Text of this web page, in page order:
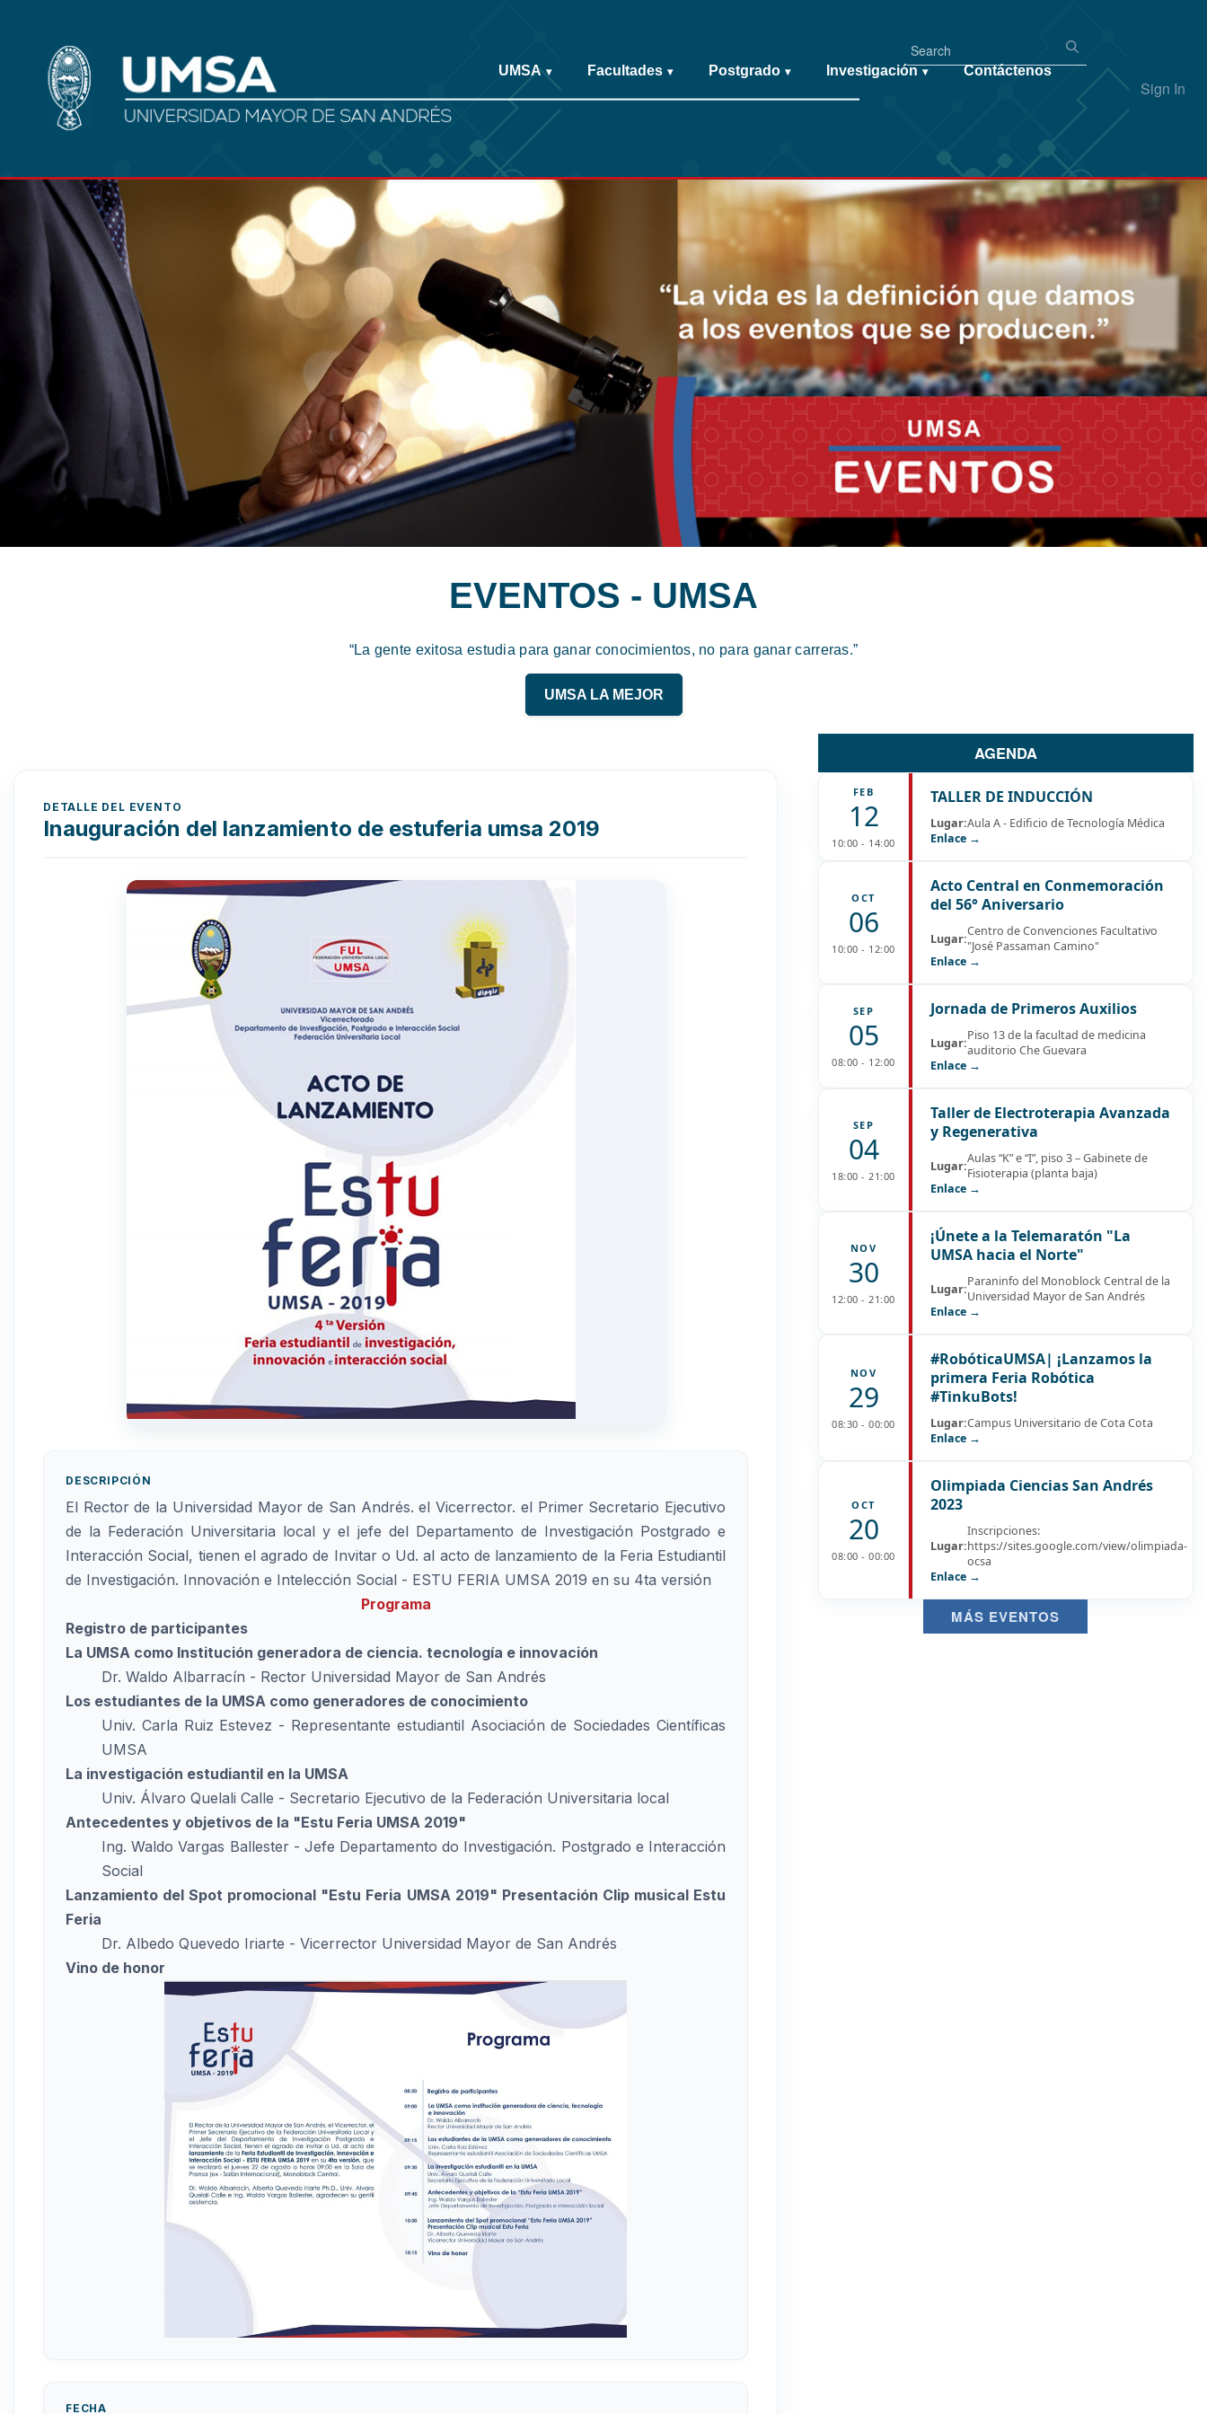
Sign In
UMSA ▾ Facultades ▾ Postgrado ▾ Investigación ▾ Contáctenos
EVENTOS - UMSA
“La gente exitosa estudia para ganar conocimientos, no para ganar carreras.”
UMSA LA MEJOR
DETALLE DEL EVENTO
Inauguración del lanzamiento de estuferia umsa 2019
DESCRIPCIÓN
El Rector de la Universidad Mayor de San Andrés. el Vicerrector. el Primer Secretario Ejecutivo
de la Federación Universitaria local y el jefe del Departamento de Investigación Postgrado e
Interacción Social, tienen el agrado de Invitar o Ud. al acto de lanzamiento de la Feria Estudiantil
de Investigación. Innovación e Intelección Social - ESTU FERIA UMSA 2019 en su 4ta versión
Programa
Registro de participantes
La UMSA como Institución generadora de ciencia. tecnología e innovación
Dr. Waldo Albarracín - Rector Universidad Mayor de San Andrés
Los estudiantes de la UMSA como generadores de conocimiento
Univ. Carla Ruiz Estevez - Representante estudiantil Asociación de Sociedades Científicas
UMSA
La investigación estudiantil en la UMSA
Univ. Álvaro Quelali Calle - Secretario Ejecutivo de la Federación Universitaria local
Antecedentes y objetivos de la "Estu Feria UMSA 2019"
Ing. Waldo Vargas Ballester - Jefe Departamento do Investigación. Postgrado e Interacción
Social
Lanzamiento del Spot promocional "Estu Feria UMSA 2019" Presentación Clip musical Estu
Feria
Dr. Albedo Quevedo Iriarte - Vicerrector Universidad Mayor de San Andrés
Vino de honor
FECHA
AGENDA
FEB
12
10:00 - 14:00
TALLER DE INDUCCIÓN
Lugar:Aula A - Edificio de Tecnología Médica
Enlace →
OCT
06
10:00 - 12:00
Acto Central en Conmemoración
del 56° Aniversario
Lugar:Centro de Convenciones Facultativo
"José Passaman Camino"
Enlace →
SEP
05
08:00 - 12:00
Jornada de Primeros Auxilios
Lugar:Piso 13 de la facultad de medicina
auditorio Che Guevara
Enlace →
SEP
04
18:00 - 21:00
Taller de Electroterapia Avanzada
y Regenerativa
Lugar:Aulas “K” e “I”, piso 3 – Gabinete de
Fisioterapia (planta baja)
Enlace →
NOV
30
12:00 - 21:00
¡Únete a la Telemaratón "La
UMSA hacia el Norte"
Lugar:Paraninfo del Monoblock Central de la
Universidad Mayor de San Andrés
Enlace →
NOV
29
08:30 - 00:00
#RobóticaUMSA| ¡Lanzamos la
primera Feria Robótica
#TinkuBots!
Lugar:Campus Universitario de Cota Cota
Enlace →
OCT
20
08:00 - 00:00
Olimpiada Ciencias San Andrés
2023
Lugar:
Inscripciones:
https://sites.google.com/view/olimpiada-
ocsa
Enlace →
MÁS EVENTOS